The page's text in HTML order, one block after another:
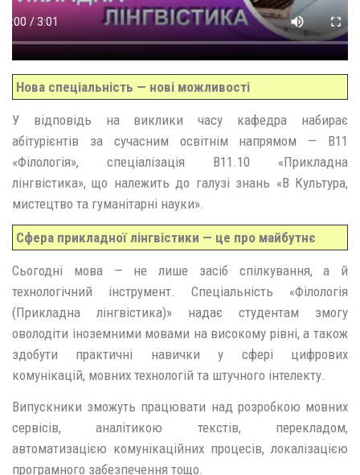
Нова спеціальність — нові можливості
У відповідь на виклики часу кафедра набирає
абітурієнтів за сучасним освітнім напрямом — В11
«Філологія», спеціалізація В11.10 «Прикладна
лінгвістика», що належить до галузі знань «В Культура,
мистецтво та гуманітарні науки».
Сфера прикладної лінгвістики — це про майбутнє
Сьогодні мова — не лише засіб спілкування, а й
технологічний інструмент. Спеціальність «Філологія
(Прикладна лінгвістика)» надає студентам змогу
оволодіти іноземними мовами на високому рівні, а також
здобути практичні навички у сфері цифрових
комунікацій, мовних технологій та штучного інтелекту.
Випускники зможуть працювати над розробкою мовних
сервісів, аналітикою текстів, перекладом,
автоматизацією комунікаційних процесів, локалізацією
програмного забезпечення тощо.